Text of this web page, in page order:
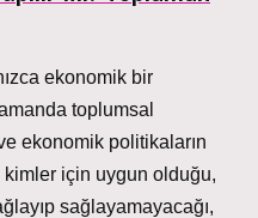
ekonomik bir
toplumsal
ekonomik politikaların
kimler için uygun olduğu,
sağlayamayacağı,